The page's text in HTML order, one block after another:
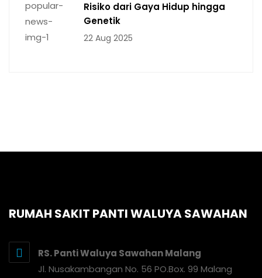
Risiko dari Gaya Hidup hingga
Genetik
22 Aug 2025
RUMAH SAKIT PANTI WALUYA SAWAHAN
RS. Panti Waluya Sawahan Malang
Jl. Nusakambangan No. 56 PO.Box. 99 Malang